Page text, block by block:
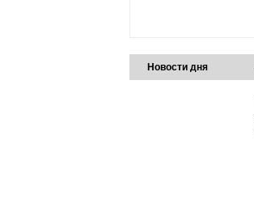
Новости дня